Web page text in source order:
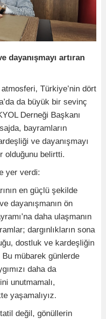
dayanışmayı artıran
atmosferi, Türkiye’nin dört
da büyük bir sevinç
Derneği Başkanı
bayramların
ve dayanışmayı
olduğunu belirtti.
yer verdi:
en güçlü şekilde
dayanışmanın ön
daha ulaşmanın
dargınlıkların sona
dostluk ve kardeşliğin
mübarek günlerde
daha da
unutmamalı,
yaşamalıyız.
değil, gönüllerin